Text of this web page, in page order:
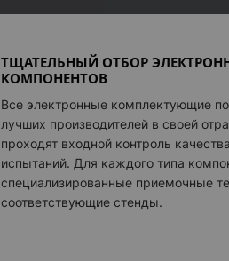
ТЩАТЕЛЬНЫЙ ОТБОР
КОМПОНЕНТОВ
Все электронные комплектующие
лучших производителей в своей
проходят входной контроль
испытаний. Для каждого типа
специализированные приемочные
соответствующие стенды.